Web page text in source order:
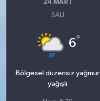
24 MART
SALI
6°
Bölgesel düzensiz yağmur
yağışlı